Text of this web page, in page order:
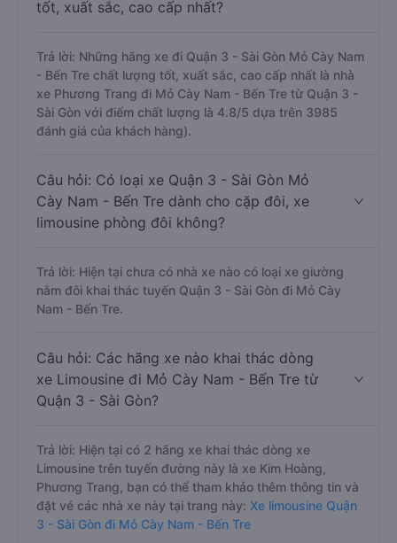
tốt, xuất sắc, cao cấp nhất?
Trả lời: Những hãng xe đi Quận 3 - Sài Gòn Mỏ Cày Nam
- Bến Tre chất lượng tốt, xuất sắc, cao cấp nhất là nhà
xe Phương Trang đi Mỏ Cày Nam - Bến Tre từ Quận 3 -
Sài Gòn với điểm chất lượng là 4.8/5 dựa trên 3985
đánh giá của khách hàng).
Câu hỏi: Có loại xe Quận 3 - Sài Gòn Mỏ
Cày Nam - Bến Tre dành cho cặp đôi, xe
limousine phòng đôi không?
Trả lời: Hiện tại chưa có nhà xe nào có loại xe giường
nằm đôi khai thác tuyến Quận 3 - Sài Gòn đi Mỏ Cày
Nam - Bến Tre.
Câu hỏi: Các hãng xe nào khai thác dòng
xe Limousine đi Mỏ Cày Nam - Bến Tre từ
Quận 3 - Sài Gòn?
Trả lời: Hiện tại có 2 hãng xe khai thác dòng xe
Limousine trên tuyến đường này là xe Kim Hoàng,
Phương Trang, bạn có thể tham khảo thêm thông tin và
đặt vé các nhà xe này tại trang này: Xe limousine Quận
3 - Sài Gòn đi Mỏ Cày Nam - Bến Tre